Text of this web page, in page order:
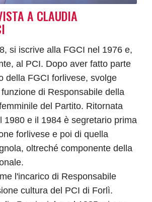
A CLAUDIA
si iscrive alla FGCI nel 1976 e,
al PCI. Dopo aver fatto parte
della FGCI forlivese, svolge
di Responsabile della
del Partito. Ritornata
1980 e il 1984 è segretario prima
forlivese e poi di quella
oltreché componente della
l'incarico di Responsabile
cultura del PCI di Forlì.